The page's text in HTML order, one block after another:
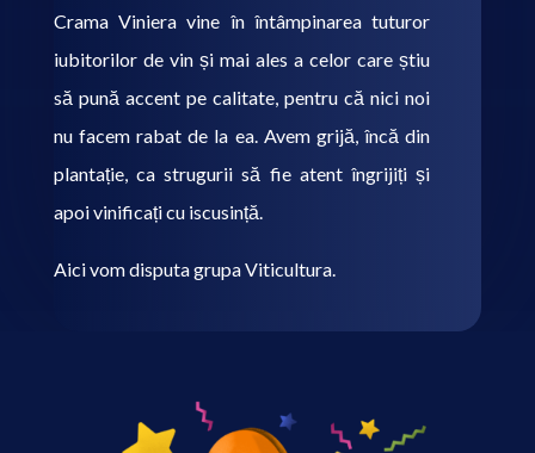
Crama Viniera vine în întâmpinarea tuturor
iubitorilor de vin și mai ales a celor care știu
să pună accent pe calitate, pentru că nici noi
nu facem rabat de la ea. Avem grijă, încă din
plantație, ca strugurii să fie atent îngrijiți și
apoi vinificați cu iscusință.
Aici vom disputa grupa Viticultura.